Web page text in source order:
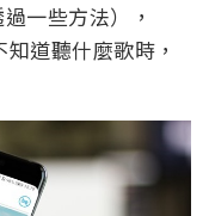
一些方法），
道聽什麼歌時，